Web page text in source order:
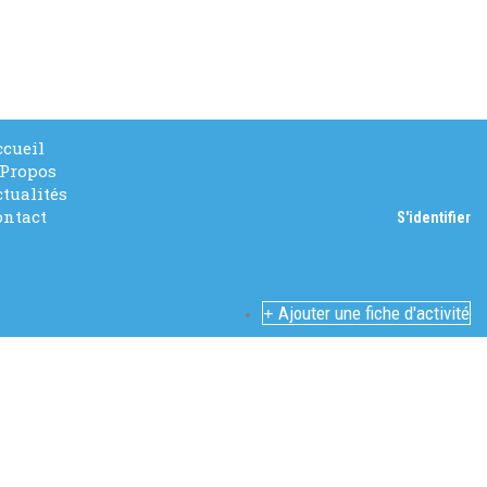
S'identifier
Ajouter une fiche d'activité